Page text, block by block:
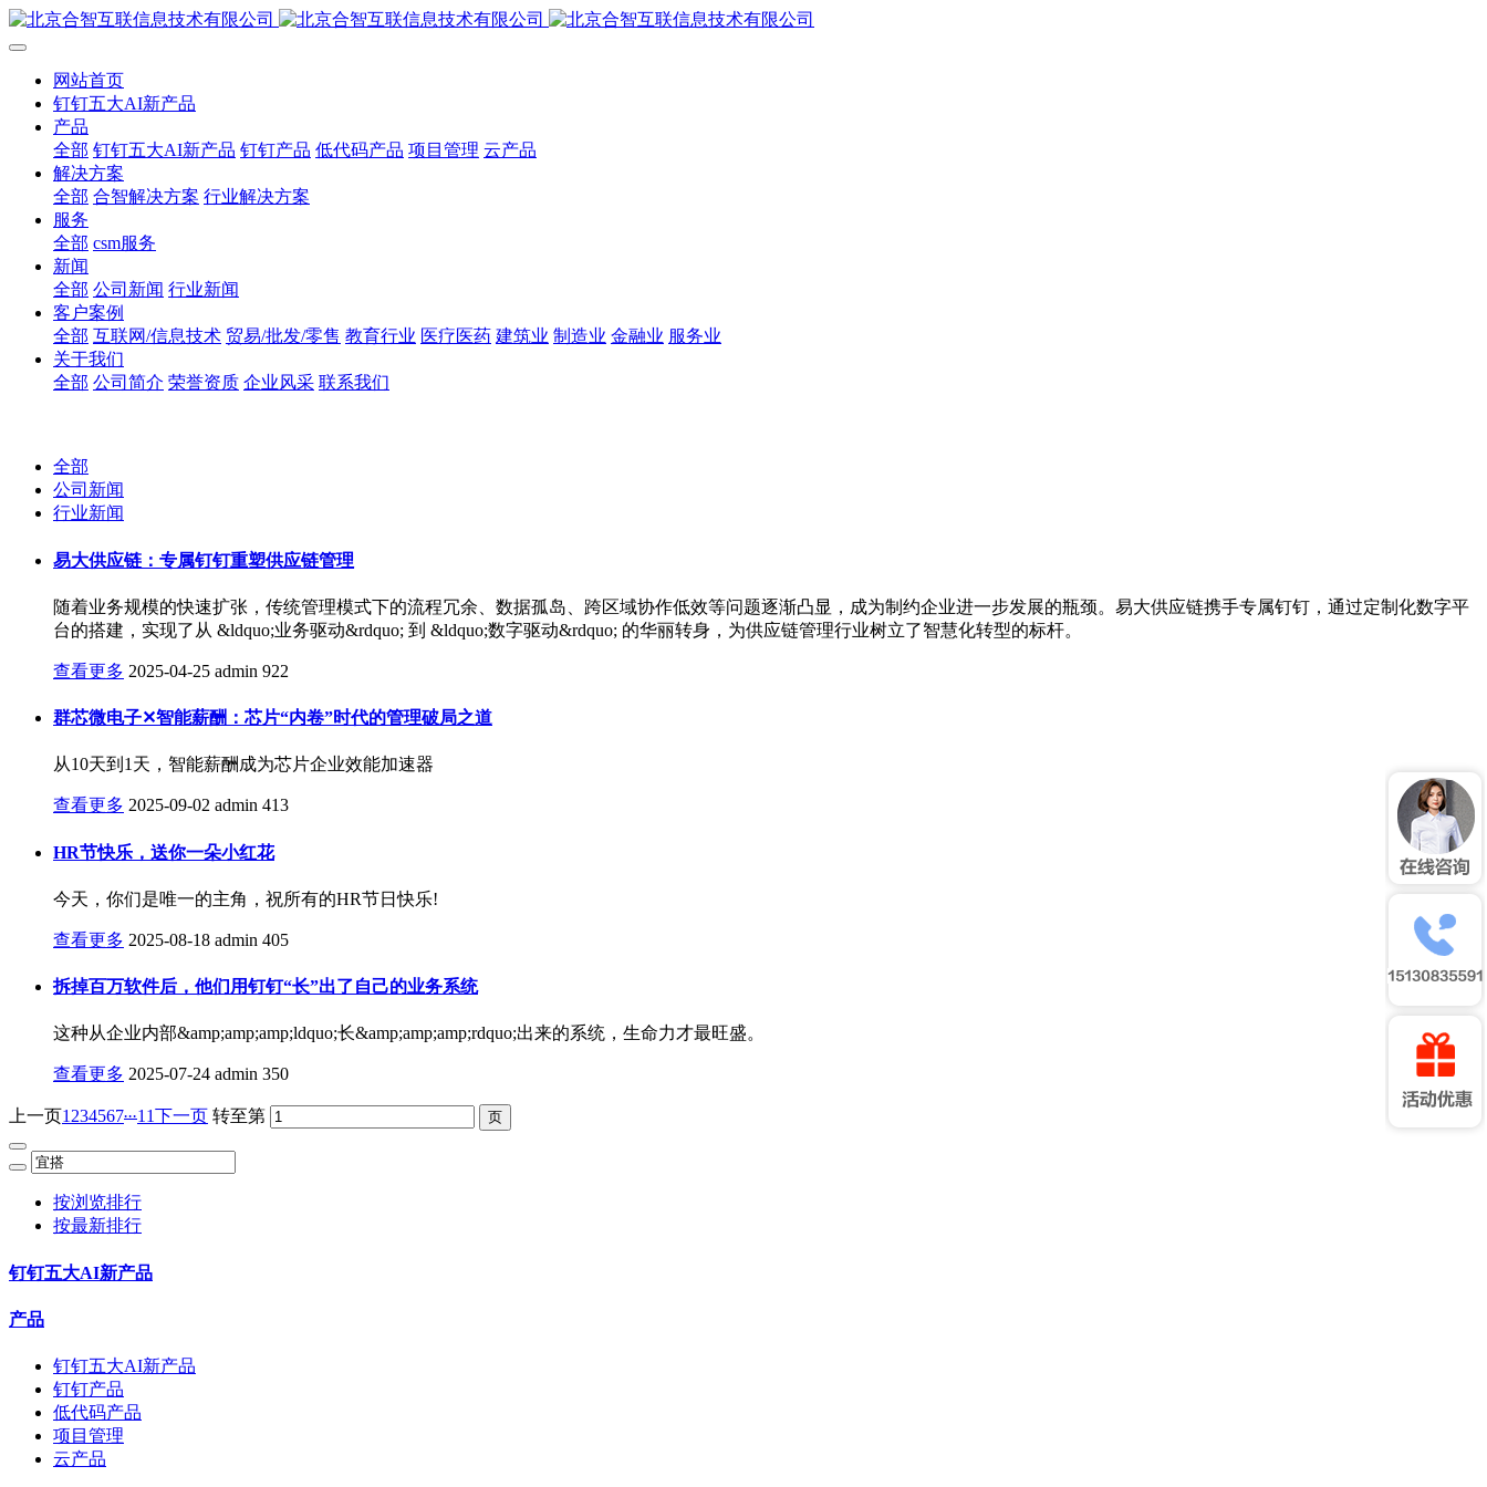
网站首页
钉钉五大AI新产品
产品
全部 钉钉五大AI新产品 钉钉产品 低代码产品 项目管理 云产品
解决方案
全部 合智解决方案 行业解决方案
服务
全部 csm服务
新闻
全部 公司新闻 行业新闻
客户案例
全部 互联网/信息技术 贸易/批发/零售 教育行业 医疗医药 建筑业 制造业 金融业 服务业
关于我们
全部 公司简介 荣誉资质 企业风采 联系我们
全部
公司新闻
行业新闻
易大供应链：专属钉钉重塑供应链管理
随着业务规模的快速扩张，传统管理模式下的流程冗余、数据孤岛、跨区域协作低效等问题逐渐凸显，成为制约企业进一步发展的瓶颈。易大供应链携手专属钉钉，通过定制化数字平
台的搭建，实现了从 &ldquo;业务驱动&rdquo; 到 &ldquo;数字驱动&rdquo; 的华丽转身，为供应链管理行业树立了智慧化转型的标杆。
查看更多 2025-04-25 admin 922
群芯微电子✕智能薪酬：芯片“内卷”时代的管理破局之道
从10天到1天，智能薪酬成为芯片企业效能加速器
查看更多 2025-09-02 admin 413
HR节快乐，送你一朵小红花
今天，你们是唯一的主角，祝所有的HR节日快乐!
查看更多 2025-08-18 admin 405
拆掉百万软件后，他们用钉钉“长”出了自己的业务系统
这种从企业内部&amp;amp;amp;ldquo;长&amp;amp;amp;rdquo;出来的系统，生命力才最旺盛。
查看更多 2025-07-24 admin 350
上一页1 234567...11下一页 转至第
按浏览排行
按最新排行
钉钉五大AI新产品
产品
钉钉五大AI新产品
钉钉产品
低代码产品
项目管理
云产品